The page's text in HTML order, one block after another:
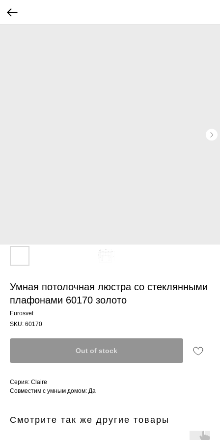
Умная потолочная люстра со стеклянными
плафонами 60170 золото
Eurosvet
SKU: 60170
Out of stock
Серия: Claire
Совместим с умным домом: Да
Смотрите так же другие товары